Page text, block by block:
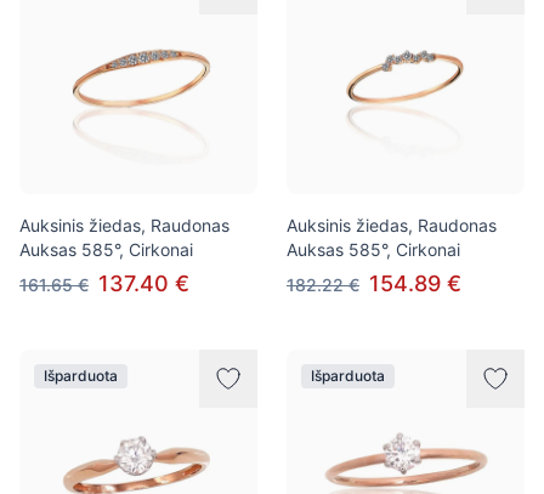
Auksinis žiedas, Raudonas
Auksas 585°, Cirkonai
161.65 € 137.40 €
Auksinis žiedas, Raudonas
Auksas 585°, Cirkonai
182.22 € 154.89 €
Išparduota Išparduota